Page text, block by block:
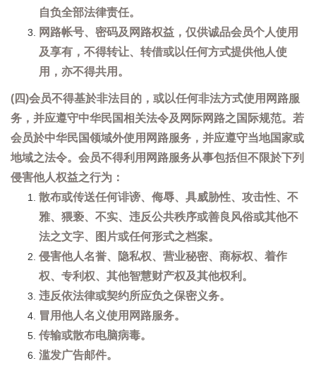
自负全部法律责任。
网路帐号、密码及网路权益，仅供诚品会员个人使用
及享有，不得转让、转借或以任何方式提供他人使
用，亦不得共用。
(四)会员不得基於非法目的，或以任何非法方式使用网路服
务，并应遵守中华民国相关法令及网际网路之国际规范。若
会员於中华民国领域外使用网路服务，并应遵守当地国家或
地域之法令。会员不得利用网路服务从事包括但不限於下列
侵害他人权益之行为：
散布或传送任何诽谤、侮辱、具威胁性、攻击性、不
雅、猥亵、不实、违反公共秩序或善良风俗或其他不
法之文字、图片或任何形式之档案。
侵害他人名誉、隐私权、营业秘密、商标权、着作
权、专利权、其他智慧财产权及其他权利。
违反依法律或契约所应负之保密义务。
冒用他人名义使用网路服务。
传输或散布电脑病毒。
滥发广告邮件。